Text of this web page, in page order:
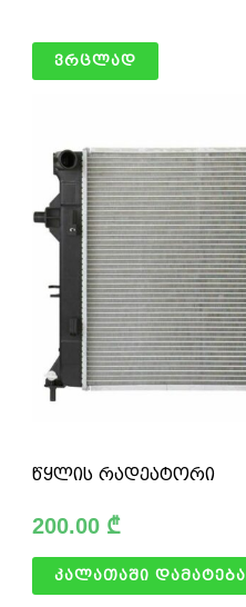
ვრცლად
წყლის რადეატორი
200.00 ₾
კალათაში დამატება